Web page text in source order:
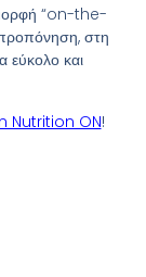
“on-the-
στη
εύκολο και
Nutrition ON!